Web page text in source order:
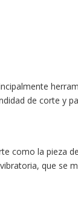
de corte y
como la pieza
que se